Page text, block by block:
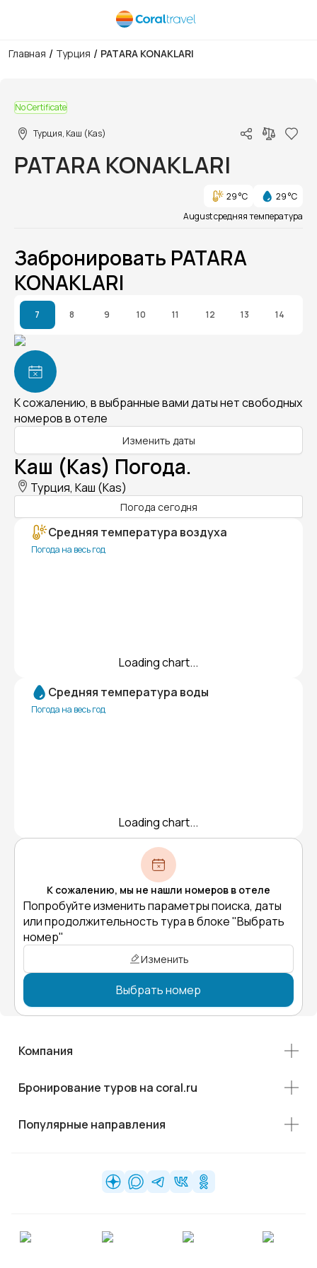
Главная / Турция / PATARA KONAKLARI
No Certificate
Турция, Каш (Kas)
PATARA KONAKLARI
29 °C
29 °C
August средняя температура
Забронировать PATARA
KONAKLARI
7 8 9 10 11 12 13 14
К сожалению, в выбранные вами даты нет свободных
номеров в отеле
Изменить даты
Каш (Kas) Погода.
Турция, Каш (Kas)
Погода сегодня
Средняя температура воздуха
Погода на весь год
Loading chart...
Средняя температура воды
Погода на весь год
Loading chart...
К сожалению, мы не нашли номеров в отеле
Попробуйте изменить параметры поиска, даты
или продолжительность тура в блоке "Выбрать
номер"
Изменить
Выбрать номер
Компания
Бронирование туров на coral.ru
Популярные направления